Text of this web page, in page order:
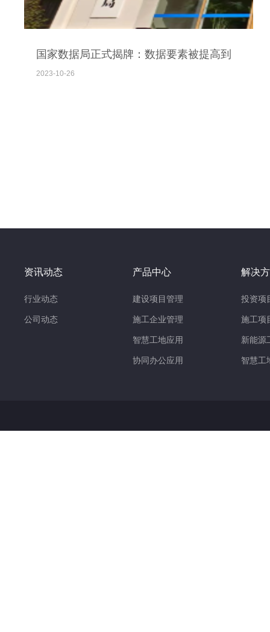
国家数据局正式揭牌：数据要素被提高到
前所未有的高度
2023-10-26
资讯动态
行业动态
公司动态
产品中心
建设项目管理
施工企业管理
智慧工地应用
协同办公应用
解决
投资项
施工项
新能源
智慧工